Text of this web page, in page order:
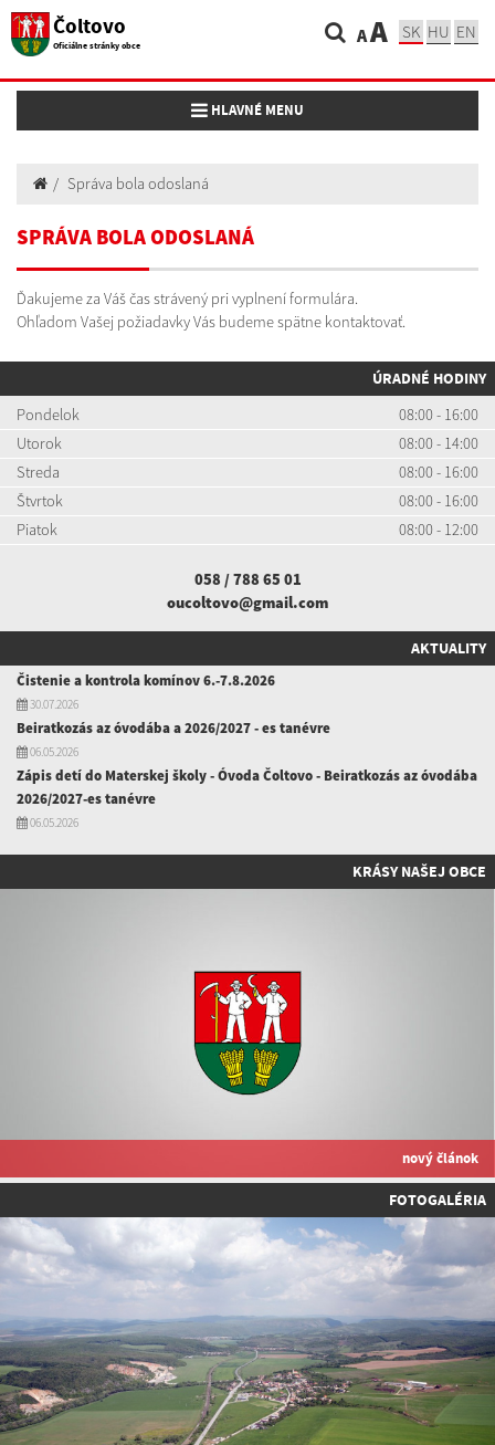
Čoltovo
Oficiálne stránky obce AA SK HU EN
Toggle navigation
HLAVNÉ MENU
Správa bola odoslaná
SPRÁVA BOLA ODOSLANÁ
Ďakujeme za Váš čas strávený pri vyplnení formulára.
Ohľadom Vašej požiadavky Vás budeme spätne kontaktovať.
ÚRADNÉ HODINY
Pondelok
08:00 - 16:00
Utorok
08:00 - 14:00
Streda
08:00 - 16:00
Štvrtok
08:00 - 16:00
Piatok
08:00 - 12:00
058 / 788 65 01
oucoltovo@gmail.com
AKTUALITY
Čistenie a kontrola komínov 6.-7.8.2026
30.07.2026
Beiratkozás az óvodába a 2026/2027 - es tanévre
06.05.2026
Zápis detí do Materskej školy - Óvoda Čoltovo - Beiratkozás az óvodába
2026/2027-es tanévre
06.05.2026
KRÁSY NAŠEJ OBCE
nový článok
FOTOGALÉRIA